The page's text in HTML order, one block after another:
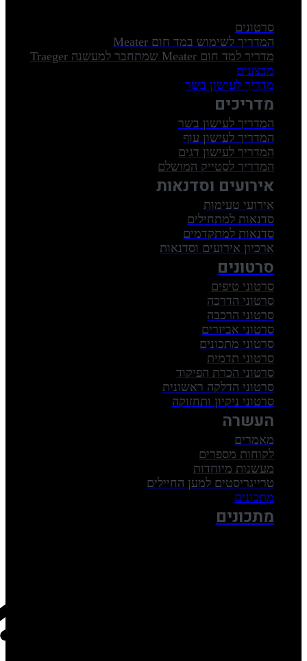
סרטונים
המדריך לשימוש במד חום Meater
מדריך למד חום Meater שמתחבר למעשנה Traeger
מבצעים
מדריך לעישון בשר
מדריכים
המדריך לעישון בשר
המדריך לעישון עוף
המדריך לעישון דגים
המדריך לסטייק המושלם
אירועים וסדנאות
אירועי טעימות
סדנאות למתחילים
סדנאות למתקדמים
ארכיון אירועים וסדנאות
סרטונים
סרטוני טיפים
סרטוני הדרכה
סרטוני הרכבה
סרטוני אביזרים
סרטוני מתכונים
סרטוני תדמית
סרטוני הכרת הפיקוד
סרטוני הדלקה ראשונית
סרטוני ניקיון ותחזוקה
העשרה
מאמרים
לקוחות מספרים
מעשנות מיוחדות
טרייגריסטים למען החיילים
מתכונים
מתכונים